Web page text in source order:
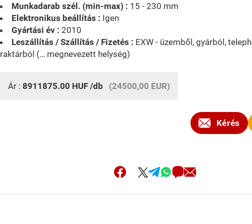
Munkadarab szél. (min-max) : 15 - 230 mm
Elektronikus beállítás : Igen
Gyártási év : 2010
Leszállítás / Szállítás / Fizetés : EXW - üzemből, gyárból,
raktárból (… megnevezett helység)
Ár : 8911875.00 HUF /db (24500,00 EUR)
Kérés